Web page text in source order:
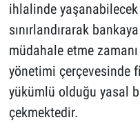
ihlalinde
sınırlandırarak
müdahale etme
yönetimi çerçevesinde
yükümlü olduğu yasal
çekmektedir.